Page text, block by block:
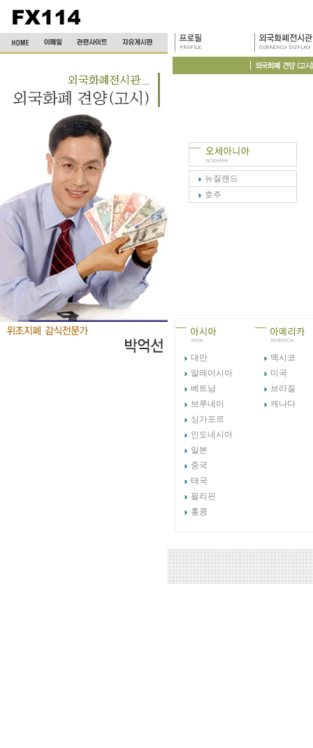
뉴질랜드
호주
대만
말레이시아
베트남
브루네이
싱가포르
인도네시아
일본
중국
태국
필리핀
홍콩
멕시코
미국
브라질
캐나다